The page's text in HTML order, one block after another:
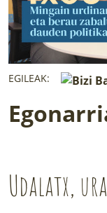
EGILEAK:
Udalatx,